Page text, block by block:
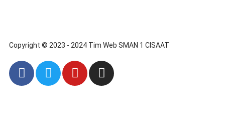
Copyright © 2023 - 2024 Tim Web SMAN 1 CISAAT